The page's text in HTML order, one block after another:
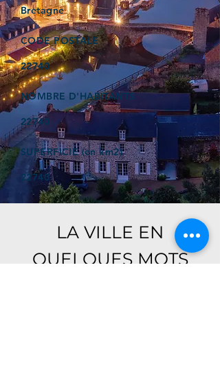
Bretagne
CODE POSTALE
22740
NOMBRE D'HABITANTS
22740
SUPERFICIE (en km2)
22740
LA VILLE EN
QUELQUES MOTS